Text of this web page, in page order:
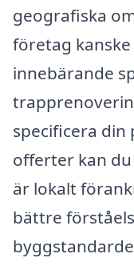
geografiska
företag
innebärande
specificera din
offerter kan
är lokalt
bättre